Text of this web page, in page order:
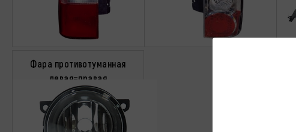
Фара противотуманная
левая=правая